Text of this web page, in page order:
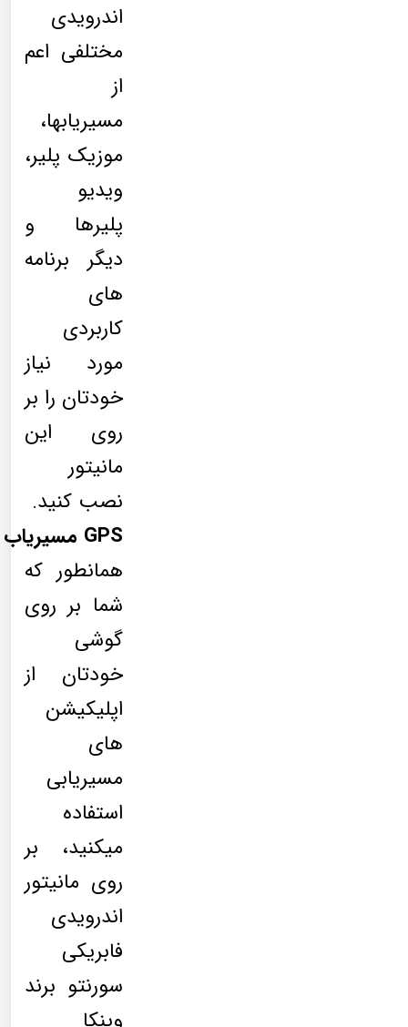
اندرویدی
مختلفی اعم
از
مسیریابها،
موزیک پلیر،
ویدیو
پلیرها و
دیگر برنامه
های
کاربردی
مورد نیاز
خودتان را بر
روی این
مانیتور
نصب کنید.
GPS مسیریاب
همانطور که
شما بر روی
گوشی
خودتان از
اپلیکیشن
های
مسیریابی
استفاده
میکنید، بر
روی مانیتور
اندرویدی
فابریکی
سورنتو برند